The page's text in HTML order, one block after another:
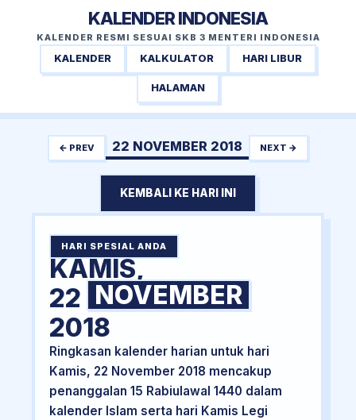
KALENDER INDONESIA
KALENDER RESMI SESUAI SKB 3 MENTERI INDONESIA
KALENDER KALKULATOR HARI LIBUR
HALAMAN
← PREV 22 NOVEMBER 2018 NEXT →
KEMBALI KE HARI INI
HARI SPESIAL ANDA
KAMIS,
22 NOVEMBER
2018
Ringkasan kalender harian untuk hari
Kamis, 22 November 2018 mencakup
penanggalan 15 Rabiulawal 1440 dalam
kalender Islam serta hari Kamis Legi